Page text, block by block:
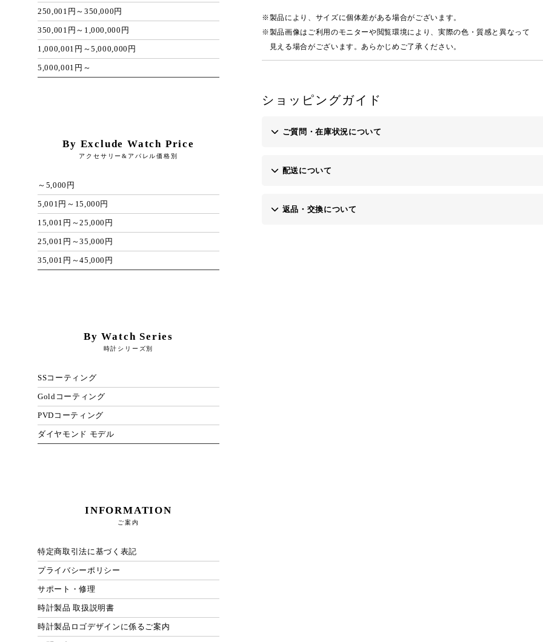
※製品により、サイズに個体差がある場合がございます。
※製品画像はご利用のモニターや閲覧環境により、実際の色・質感と異なって
見える場合がございます。あらかじめご了承ください。
ショッピングガイド
ご質問・在庫状況について
お問い合わせフォーム
配送について
返品・交換について
250,001円～350,000円
350,001円～1,000,000円
1,000,001円～5,000,000円
5,000,001円～
By Exclude Watch Price
アクセサリー&アパレル価格別
～5,000円
5,001円～15,000円
15,001円～25,000円
25,001円～35,000円
35,001円～45,000円
By Watch Series
時計シリーズ別
SSコーティング
Goldコーティング
PVDコーティング
ダイヤモンド モデル
INFORMATION
ご案内
特定商取引法に基づく表記
プライバシーポリシー
サポート・修理
時計製品 取扱説明書
時計製品ロゴデザインに係るご案内